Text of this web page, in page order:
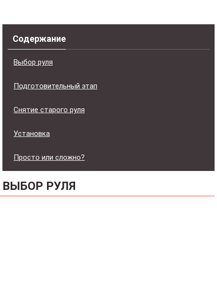
Содержание
Выбор руля
Подготовительный этап
Снятие старого руля
Установка
Просто или сложно?
ВЫБОР РУЛЯ